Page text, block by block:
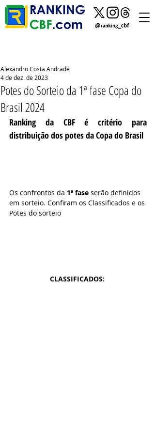
Potes do Sorteio da 1ª fase Copa do
Brasil 2024
Alexandro Costa Andrade
4 de dez. de 2023
Ranking da CBF é critério para
distribuição dos potes da Copa do Brasil
Os confrontos da 1ª fase serão definidos
em sorteio. Confiram os Classificados e os
Potes do sorteio
CLASSIFICADOS: